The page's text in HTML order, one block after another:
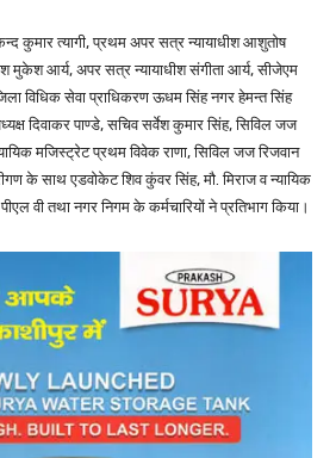
कुमार त्यागी, प्रथम अपर सत्र न्यायाधीश आशुतोष
मुकेश आर्य, अपर सत्र न्यायाधीश संगीता आर्य, सीजेएम
विधिक सेवा प्राधिकरण ऊधम सिंह नगर हेमन्त सिंह
दिवाकर पाण्डे, सचिव सर्वेश कुमार सिंह, सिविल जज
मजिस्ट्रेट प्रथम विवेक राणा, सिविल जज रिजवान
के साथ एडवोकेट शिव कुंवर सिंह, मौ. मिराज व न्यायिक
वी तथा नगर निगम के कर्मचारियों ने प्रतिभाग किया।